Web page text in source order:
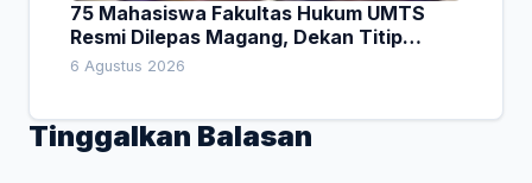
75 Mahasiswa Fakultas Hukum UMTS
Resmi Dilepas Magang, Dekan Titip
Empat Pesan Penting
6 Agustus 2026
Tinggalkan Balasan